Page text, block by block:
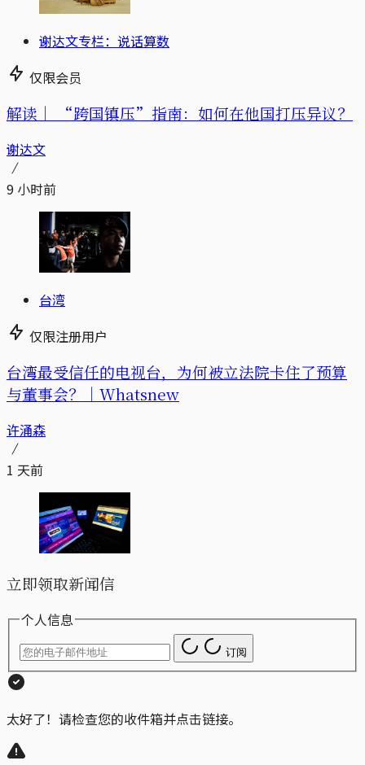
谢达文专栏：说话算数
仅限会员
解读｜ “跨国镇压”指南：如何在他国打压异议？
谢达文
9 小时前
台湾
仅限注册用户
台湾最受信任的电视台，为何被立法院卡住了预算
与董事会？｜Whatsnew
许涌森
1 天前
立即领取新闻信
个人信息
订阅
太好了！请检查您的收件箱并点击链接。